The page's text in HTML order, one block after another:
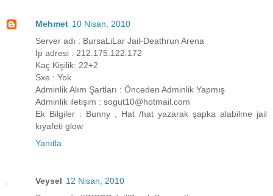
Mehmet 10 Nisan, 2010
Server adı : BursaLiLar Jail-Deathrun Arena
İp adresi : 212.175.122.172
Kaç Kişilik: 22+2
Sxe : Yok
Adminlik Alım Şartları : Önceden Adminlik Yapmış
Adminlik iletişim : sogut10@hotmail.com
Ek Bilgiler : Bunny , Hat /hat yazarak şapka alabilme jail
kıyafeti glow
Yanıtla
Veysel 12 Nisan, 2010